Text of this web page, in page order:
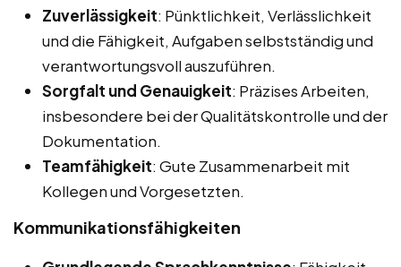
Zuverlässigkeit: Pünktlichkeit, Verlässlichkeit
und die Fähigkeit, Aufgaben selbstständig und
verantwortungsvoll auszuführen.
Sorgfalt und Genauigkeit: Präzises Arbeiten,
insbesondere bei der Qualitätskontrolle und der
Dokumentation.
Teamfähigkeit: Gute Zusammenarbeit mit
Kollegen und Vorgesetzten.
Kommunikationsfähigkeiten